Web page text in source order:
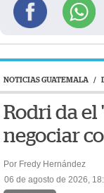
NOTICIAS GUATEMALA /
Rodri da el
negociar
Por Fredy Hernández
06 de agosto de 2026,